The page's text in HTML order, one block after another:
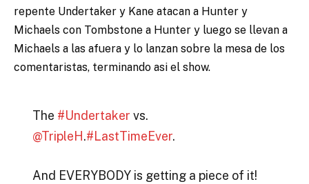
repente Undertaker y Kane atacan a Hunter y
Michaels con Tombstone a Hunter y luego se llevan a
Michaels a las afuera y lo lanzan sobre la mesa de los
comentaristas, terminando asi el show.
The #Undertaker vs.
@TripleH.#LastTimeEver.
And EVERYBODY is getting a piece of it!